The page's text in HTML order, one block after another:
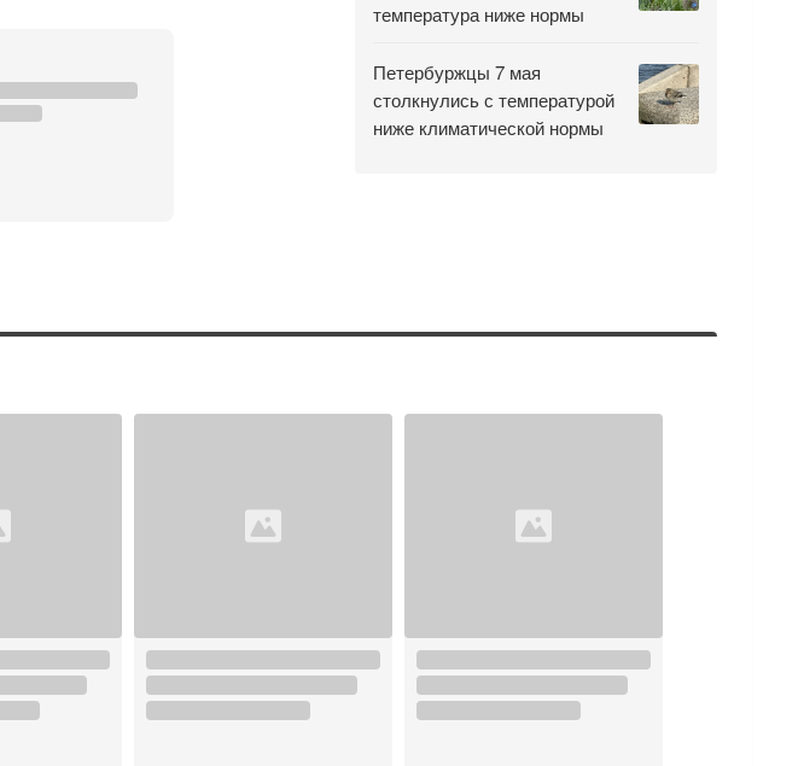
температура ниже нормы
Петербуржцы 7 мая
столкнулись с температурой
ниже климатической нормы